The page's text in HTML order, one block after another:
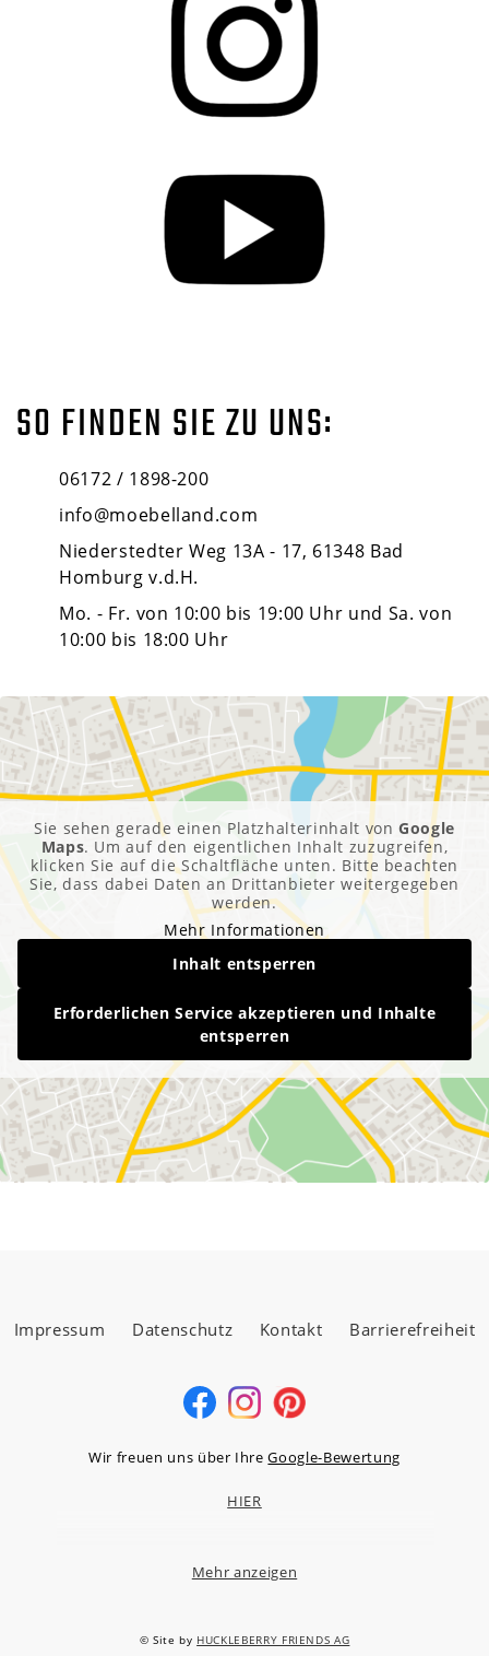
SO FINDEN SIE ZU UNS:
06172 / 1898-200
info@moebelland.com
Niederstedter Weg 13A - 17, 61348 Bad
Homburg v.d.H.
Mo. - Fr. von 10:00 bis 19:00 Uhr und Sa. von
10:00 bis 18:00 Uhr
Sie sehen gerade einen Platzhalterinhalt vonGoogle
Maps. Um auf den eigentlichen Inhalt zuzugreifen,
klicken Sie auf die Schaltfläche unten. Bitte beachten
Sie, dass dabei Daten an Drittanbieter weitergegeben
werden.
Mehr Informationen
Inhalt entsperren
Erforderlichen Service akzeptieren und Inhalte
entsperren
Impressum Datenschutz Kontakt Barrierefreiheit
Wir freuen uns über IhreGoogle-Bewertung
HIER
Niederstedter Weg 13A – 17, 61348 Bad Homburg v.d.H.
Mehr anzeigen
© Site by HUCKLEBERRY FRIENDS AG